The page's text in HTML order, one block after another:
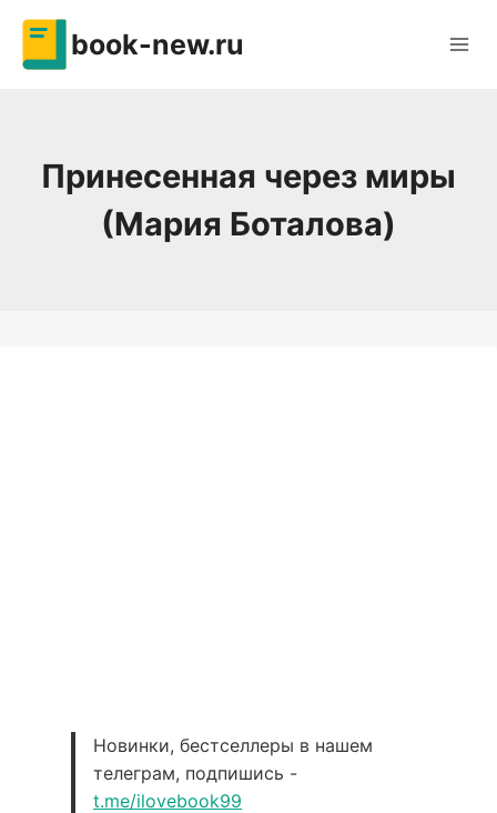
Перейти
содержимому
book-new.ru
Принесенная через миры
(Мария Боталова)
Новинки, бестселлеры в нашем
телеграм, подпишись -
t.me/ilovebook99